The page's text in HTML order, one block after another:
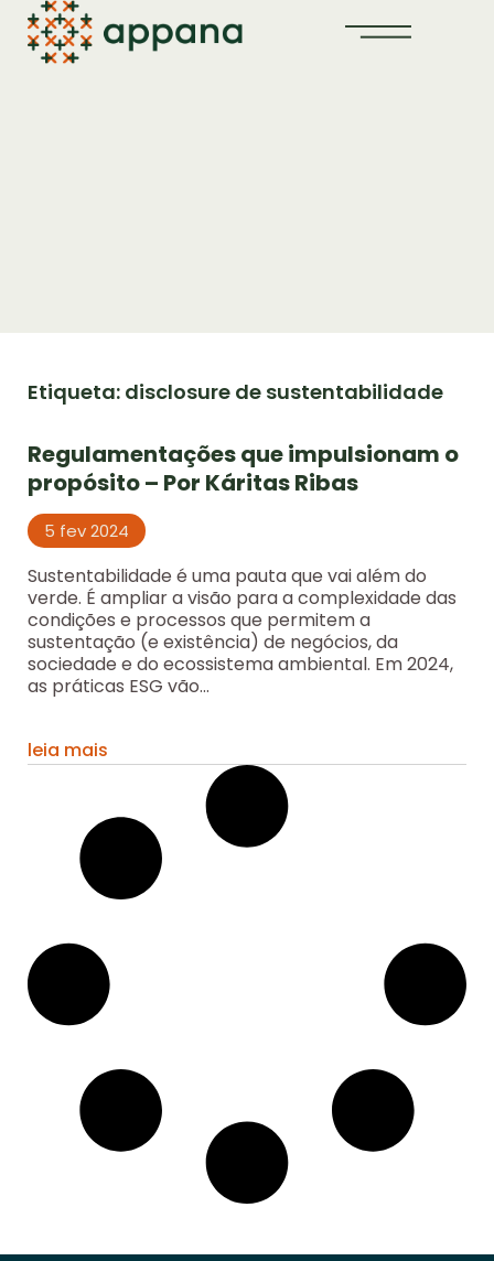
Etiqueta: disclosure de sustentabilidade
Regulamentações que impulsionam o
propósito – Por Káritas Ribas
5 fev 2024
Sustentabilidade é uma pauta que vai além do
verde. É ampliar a visão para a complexidade das
condições e processos que permitem a
sustentação (e existência) de negócios, da
sociedade e do ecossistema ambiental. Em 2024,
as práticas ESG vão...
leia mais